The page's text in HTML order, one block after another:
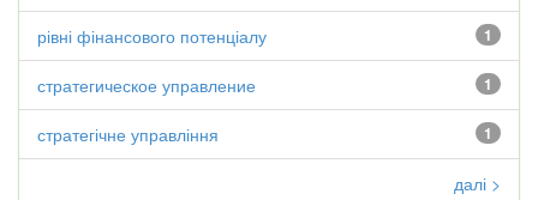
1
рівні фінансового потенціалу
1
стратегическое управление
1
стратегічне управління
далі >